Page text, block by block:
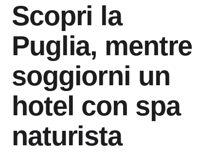
Scopri la
Puglia, mentre
soggiorni un
hotel con spa
naturista